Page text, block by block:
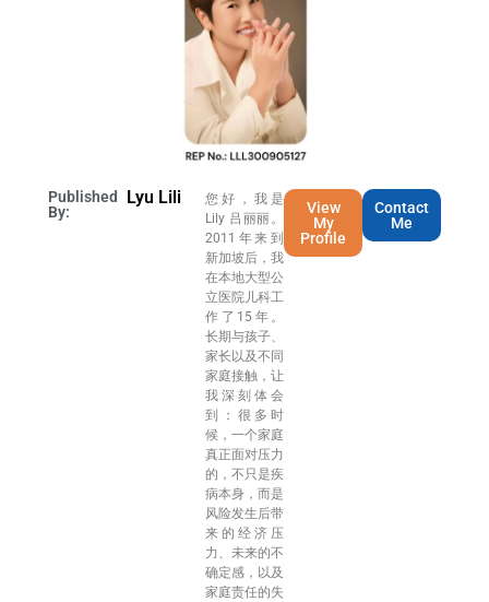
Published
By:
Lyu Lili
您好，我是
Lily 吕丽丽。
2011年来到
新加坡后，我
在本地大型公
立医院儿科工
作了15年。
长期与孩子、
家长以及不同
家庭接触，让
我深刻体会
到：很多时
候，一个家庭
真正面对压力
的，不只是疾
病本身，而是
风险发生后带
来的经济压
力、未来的不
确定感，以及
家庭责任的失
View
My
Profile
Contact
Me